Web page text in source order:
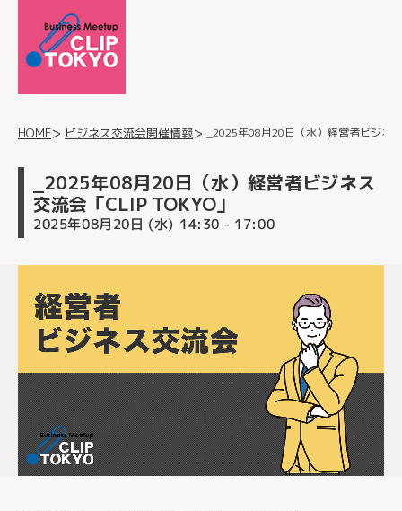
HOME ビジネス交流会開催情報 _2025年08月20日（水）経営者ビジネ
_2025年08月20日（水）経営者ビジネス
交流会「CLIP TOKYO」
2025年08月20日 (水) 14:30 - 17:00